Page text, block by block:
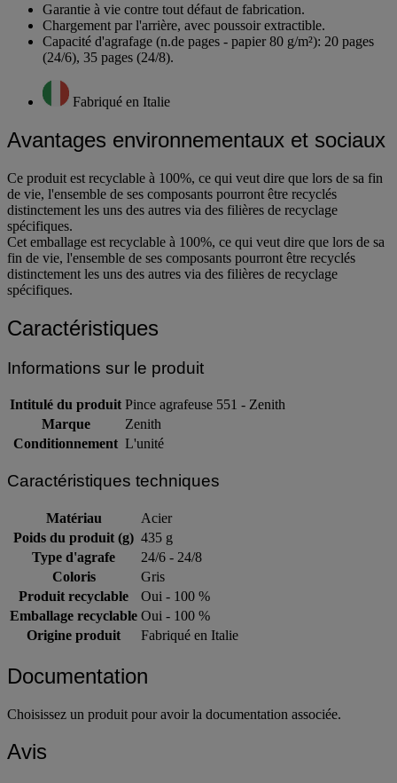
Garantie à vie contre tout défaut de fabrication.
Chargement par l'arrière, avec poussoir extractible.
Capacité d'agrafage (n.de pages - papier 80 g/m²): 20 pages
(24/6), 35 pages (24/8).
Fabriqué en Italie
Avantages environnementaux et sociaux
Ce produit est recyclable à 100%, ce qui veut dire que lors de sa fin
de vie, l'ensemble de ses composants pourront être recyclés
distinctement les uns des autres via des filières de recyclage
spécifiques.
Cet emballage est recyclable à 100%, ce qui veut dire que lors de sa
fin de vie, l'ensemble de ses composants pourront être recyclés
distinctement les uns des autres via des filières de recyclage
spécifiques.
Caractéristiques
Informations sur le produit
Intitulé du produit Pince agrafeuse 551 - Zenith
Marque
Zenith
Conditionnement L'unité
Caractéristiques techniques
Matériau
Acier
Poids du produit (g) 435 g
Type d'agrafe
24/6 - 24/8
Coloris
Gris
Produit recyclable
Oui - 100 %
Emballage recyclable Oui - 100 %
Origine produit
Fabriqué en Italie
Documentation
Choisissez un produit pour avoir la documentation associée.
Avis